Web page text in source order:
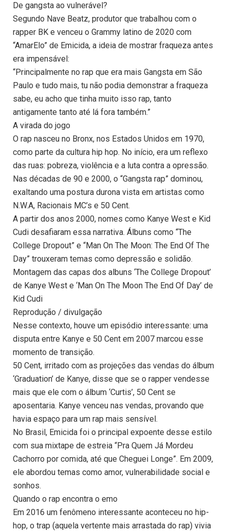
De gangsta ao vulnerável?
Segundo Nave Beatz, produtor que trabalhou com o
rapper BK e venceu o Grammy latino de 2020 com
“AmarElo” de Emicida, a ideia de mostrar fraqueza antes
era impensável:
“Principalmente no rap que era mais Gangsta em São
Paulo e tudo mais, tu não podia demonstrar a fraqueza
sabe, eu acho que tinha muito isso rap, tanto
antigamente tanto até lá fora também.”
A virada do jogo
O rap nasceu no Bronx, nos Estados Unidos em 1970,
como parte da cultura hip hop. No início, era um reflexo
das ruas: pobreza, violência e a luta contra a opressão.
Nas décadas de 90 e 2000, o “Gangsta rap” dominou,
exaltando uma postura durona vista em artistas como
N.W.A, Racionais MC’s e 50 Cent.
A partir dos anos 2000, nomes como Kanye West e Kid
Cudi desafiaram essa narrativa. Álbuns como “The
College Dropout” e “Man On The Moon: The End Of The
Day” trouxeram temas como depressão e solidão.
Montagem das capas dos albuns ‘The College Dropout’
de Kanye West e ‘Man On The Moon The End Of Day’ de
Kid Cudi
Reprodução / divulgação
Nesse contexto, houve um episódio interessante: uma
disputa entre Kanye e 50 Cent em 2007 marcou esse
momento de transição.
50 Cent, irritado com as projeções das vendas do álbum
‘Graduation’ de Kanye, disse que se o rapper vendesse
mais que ele com o álbum ‘Curtis’, 50 Cent se
aposentaria. Kanye venceu nas vendas, provando que
havia espaço para um rap mais sensível.
No Brasil, Emicida foi o principal expoente desse estilo
com sua mixtape de estreia “Pra Quem Já Mordeu
Cachorro por comida, até que Cheguei Longe”. Em 2009,
ele abordou temas como amor, vulnerabilidade social e
sonhos.
Quando o rap encontra o emo
Em 2016 um fenômeno interessante aconteceu no hip-
hop, o trap (aquela vertente mais arrastada do rap) vivia